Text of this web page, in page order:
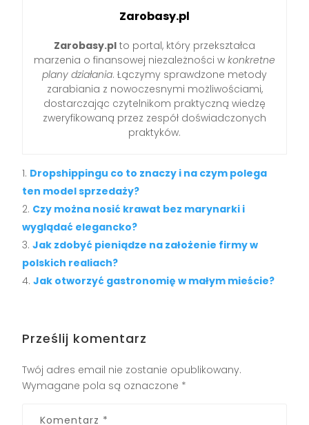
Zarobasy.pl
Zarobasy.pl to portal, który przekształca
marzenia o finansowej niezależności w konkretne
plany działania. Łączymy sprawdzone metody
zarabiania z nowoczesnymi możliwościami,
dostarczając czytelnikom praktyczną wiedzę
zweryfikowaną przez zespół doświadczonych
praktyków.
Dropshippingu co to znaczy i na czym polega
ten model sprzedaży?
Czy można nosić krawat bez marynarki i
wyglądać elegancko?
Jak zdobyć pieniądze na założenie firmy w
polskich realiach?
Jak otworzyć gastronomię w małym mieście?
Prześlij komentarz
Twój adres email nie zostanie opublikowany.
Wymagane pola są oznaczone *